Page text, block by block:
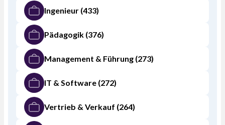
Ingenieur (433)
Pädagogik (376)
Management & Führung (273)
IT & Software (272)
Vertrieb & Verkauf (264)